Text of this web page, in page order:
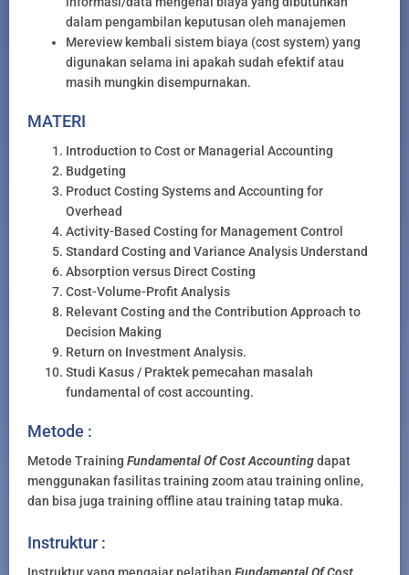
dalam pengambilan keputusan oleh manajemen
Mereview kembali sistem biaya (cost system) yang
digunakan selama ini apakah sudah efektif atau
masih mungkin disempurnakan.
MATERI
Introduction to Cost or Managerial Accounting
Budgeting
Product Costing Systems and Accounting for
Overhead
Activity-Based Costing for Management Control
Standard Costing and Variance Analysis Understand
Absorption versus Direct Costing
Cost-Volume-Profit Analysis
Relevant Costing and the Contribution Approach to
Decision Making
Return on Investment Analysis.
Studi Kasus / Praktek pemecahan masalah
fundamental of cost accounting.
Metode :
Metode Training Fundamental Of Cost Accountingdapat
menggunakan fasilitas training zoom atau training online,
dan bisa juga training offline atau training tatap muka.
Instruktur :